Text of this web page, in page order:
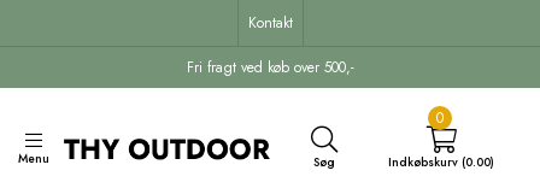
Fri fragt ved køb over 500,-
Kontakt
Menu Søg
0
Indkøbskurv (0.00)